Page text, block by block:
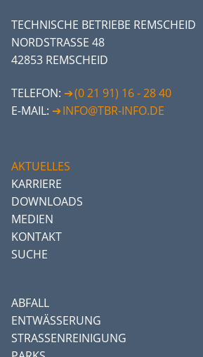
TECHNISCHE BETRIEBE REMSCHEID
NORDSTRASSE 48
42853 REMSCHEID
TELEFON:
(0 21 91) 16 - 28 40
E-MAIL:
INFO@TBR-INFO.DE
AKTUELLES
KARRIERE
DOWNLOADS
MEDIEN
KONTAKT
SUCHE
ABFALL
ENTWÄSSERUNG
STRASSENREINIGUNG